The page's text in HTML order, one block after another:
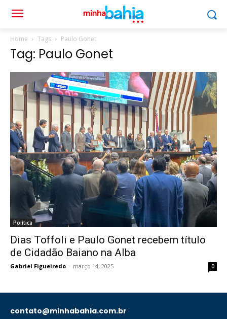
Home Tags Paulo Gonet
Tag: Paulo Gonet
Política
Dias Toffoli e Paulo Gonet recebem título
de Cidadão Baiano na Alba
Gabriel Figueiredo - março 14, 2025 0
contato@minhabahia.com.br